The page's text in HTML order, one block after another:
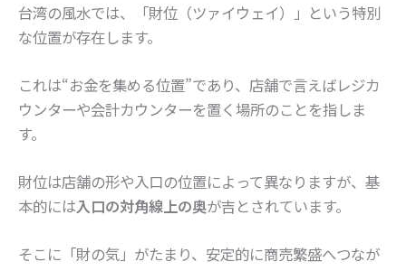
台湾の風水では、「財位（ツァイウェイ）」という特別
な位置が存在します。
これは“お金を集める位置”であり、店舗で言えばレジカ
ウンターや会計カウンターを置く場所のことを指しま
す。
財位は店舗の形や入口の位置によって異なりますが、基
本的には入口の対角線上の奥が吉とされています。
そこに「財の気」がたまり、安定的に商売繁盛へつなが